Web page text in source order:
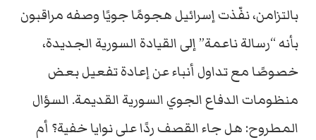
بالتزامن، نفّذت إسرائيل هجومًا جويًا وصفه مراقبون
بأنه “رسالة ناعمة” إلى القيادة السورية الجديدة،
خصوصًا مع تداول أنباء عن إعادة تفعيل بعض
منظومات الدفاع الجوي السورية القديمة. السؤال
المطروح: هل جاء القصف ردًا على نوايا خفية؟ أم